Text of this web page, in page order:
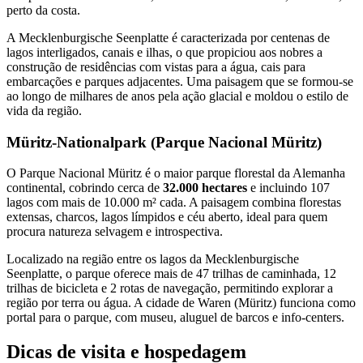
perto da costa.
A Mecklenburgische Seenplatte é caracterizada por centenas de
lagos interligados, canais e ilhas, o que propiciou aos nobres a
construção de residências com vistas para a água, cais para
embarcações e parques adjacentes. Uma paisagem que se formou-se
ao longo de milhares de anos pela ação glacial e moldou o estilo de
vida da região.
Müritz‑Nationalpark (Parque Nacional Müritz)
O Parque Nacional Müritz é o maior parque florestal da Alemanha
continental, cobrindo cerca de 32.000 hectares e incluindo 107
lagos com mais de 10.000 m² cada. A paisagem combina florestas
extensas, charcos, lagos límpidos e céu aberto, ideal para quem
procura natureza selvagem e introspectiva.
Localizado na região entre os lagos da Mecklenburgische
Seenplatte, o parque oferece mais de 47 trilhas de caminhada, 12
trilhas de bicicleta e 2 rotas de navegação, permitindo explorar a
região por terra ou água. A cidade de Waren (Müritz) funciona como
portal para o parque, com museu, aluguel de barcos e info-centers.
Dicas de visita e hospedagem